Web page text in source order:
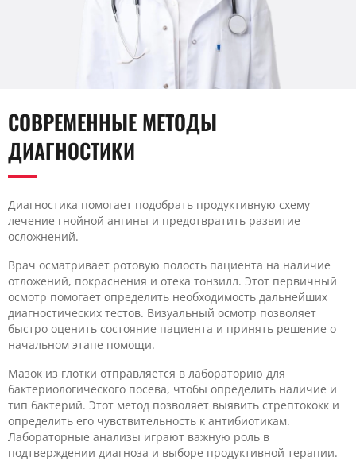
СОВРЕМЕННЫЕ МЕТОДЫ
ДИАГНОСТИКИ
Диагностика помогает подобрать продуктивную схему
лечение гнойной ангины и предотвратить развитие
осложнений.
Врач осматривает ротовую полость пациента на наличие
отложений, покраснения и отека тонзилл. Этот первичный
осмотр помогает определить необходимость дальнейших
диагностических тестов. Визуальный осмотр позволяет
быстро оценить состояние пациента и принять решение о
начальном этапе помощи.
Мазок из глотки отправляется в лабораторию для
бактериологического посева, чтобы определить наличие и
тип бактерий. Этот метод позволяет выявить стрептококк и
определить его чувствительность к антибиотикам.
Лабораторные анализы играют важную роль в
подтверждении диагноза и выборе продуктивной терапии.